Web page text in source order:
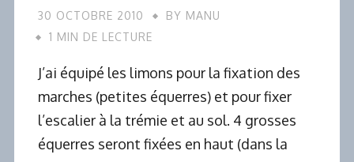
30 OCTOBRE 2010 BY MANU
1 MIN DE LECTURE
J’ai équipé les limons pour la fixation des
marches (petites équerres) et pour fixer
l’escalier à la trémie et au sol. 4 grosses
équerres seront fixées en haut (dans la